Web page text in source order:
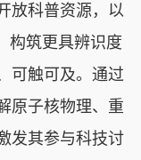
放科普资源，以
构筑更具辨识度
可触可及。通过
原子核物理、重
发其参与科技讨